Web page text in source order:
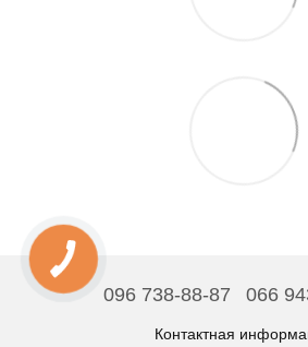
096 738-88-87 066
Контактная